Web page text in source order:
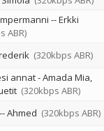
--Erkki
ABR)
(320kbps ABR)
annat - Amada Mia,
(320kbps ABR)
--Ahmed (320kbps ABR)